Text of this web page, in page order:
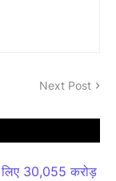
Next Post
30,055 करोड़